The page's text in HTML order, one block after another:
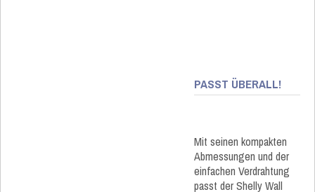
PASST ÜBERALL!
Mit seinen kompakten
Abmessungen und der
einfachen Verdrahtung
passt der Shelly Wall